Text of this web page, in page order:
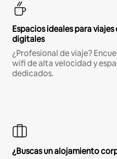
Espacios ideales para
digitales
¿Profesional de viaje?
wifi de alta velocidad y
dedicados.
¿Buscas un alojamiento